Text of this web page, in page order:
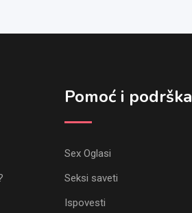
Pomoć i podrška
Sex Oglasi
Seksi saveti
Ispovesti